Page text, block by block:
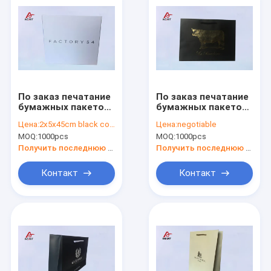
Продукты
О нас
По заказ печатание
бумажных пакетов
Econamy Белые
подарки с матовой
ламинированностью
Цена:2x5x45cm black cotton ribbon
MOQ:1000pcs
Получить последнюю цену
Контакт
По заказ печатание
бумажных пакетов
Econamy Белые
подарки с матовой
ламинированностью
Цена:negotiable
MOQ:1000pcs
Получить последнюю цену
Контакт